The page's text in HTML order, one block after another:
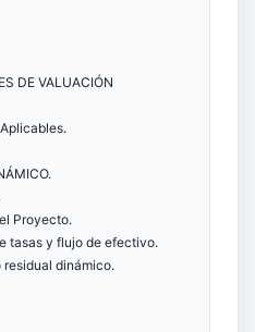
DE VALUACIÓN
Proyecto.
tasas y flujo de efectivo.
dinámico.